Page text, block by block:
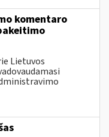
komentaro
Lietuvos